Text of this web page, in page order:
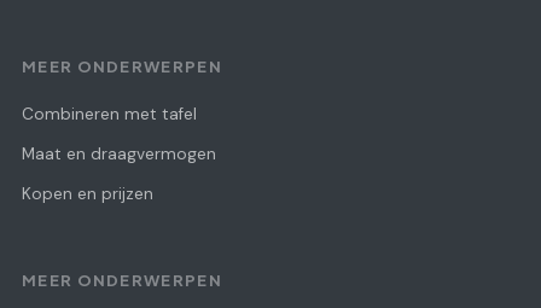
MEER ONDERWERPEN
Combineren met tafel
Maat en draagvermogen
Kopen en prijzen
MEER ONDERWERPEN